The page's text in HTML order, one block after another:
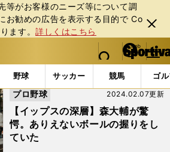
等がお客様のニーズ等について調
お勧めの広告を表⽰する⽬的で Co
ます。詳しくはこちら
閉じ
る
web Sportiva (webスポルティーバ)
検索
マイペ
ー
ジ
メニュ
野球 サッカー 競馬 ゴ
崎」の最新ニュース・ 情報
【イップスの深層】森大輔が驚
愕。ありえないボールの握りをし
ていた
2024.02.07更新
プロ野球